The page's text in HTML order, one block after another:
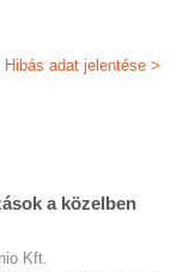
Hibás adat jelentése >
a közelben
Kft.